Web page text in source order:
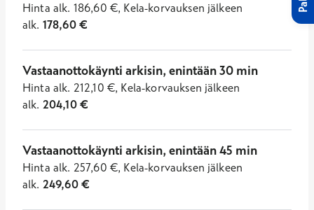
Hinta alk. 186,60 €, Kela-korvauksen jälkeen
alk. 178,60€
Vastaanottokäynti arkisin, enintään 30 min
Hinta alk. 212,10 €, Kela-korvauksen jälkeen
alk. 204,10€
Vastaanottokäynti arkisin, enintään 45 min
Hinta alk. 257,60 €, Kela-korvauksen jälkeen
alk. 249,60€